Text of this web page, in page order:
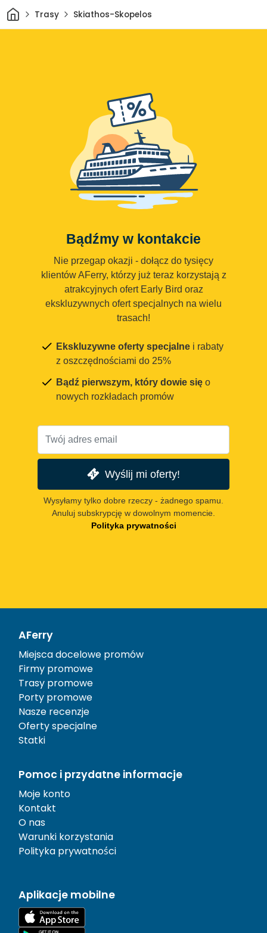
DomTrasy Skiathos-Skopelos
Bądźmy w kontakcie
Nie przegap okazji - dołącz do tysięcy
klientów AFerry, którzy już teraz korzystają z
atrakcyjnych ofert Early Bird oraz
ekskluzywnych ofert specjalnych na wielu
trasach!
Ekskluzywne oferty specjalne i rabaty
z oszczędnościami do 25%
Bądź pierwszym, który dowie się o
nowych rozkładach promów
Wyślij mi oferty!
Wysyłamy tylko dobre rzeczy - żadnego spamu.
Anuluj subskrypcję w dowolnym momencie.
Polityka prywatności
AFerry
Miejsca docelowe promów
Firmy promowe
Trasy promowe
Porty promowe
Nasze recenzje
Oferty specjalne
Statki
Pomoc i przydatne informacje
Moje konto
Kontakt
O nas
Warunki korzystania
Polityka prywatności
Aplikacje mobilne